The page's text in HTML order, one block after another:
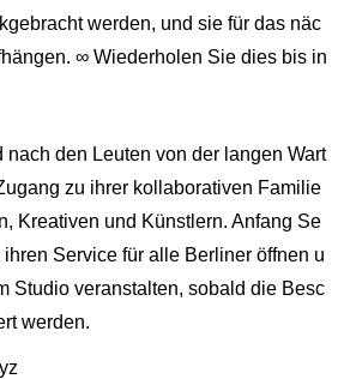
werden, und sie für das näc
∞ Wiederholen Sie dies bis in
nach den Leuten von der langen Wart
zu ihrer kollaborativen Familie
Kreativen und Künstlern. Anfang Se
Service für alle Berliner öffnen u
Studio veranstalten, sobald die Besc
werden.